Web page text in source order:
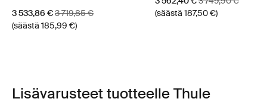
Alennushinta
3 533,86 €Alkuperäinen hinta
3 719,85 €
(säästä 185,99 €)
(säästä 187,50 €)
Lisävarusteet tuotteelle Thule